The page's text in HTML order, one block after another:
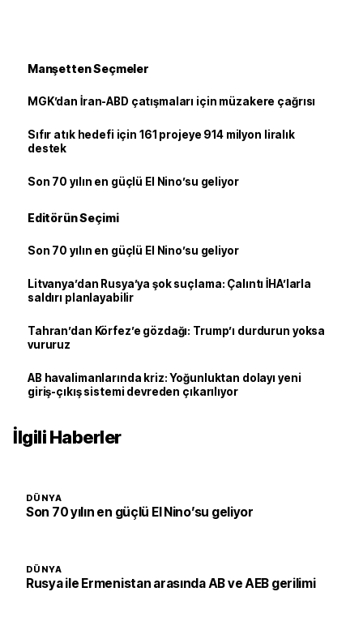
Manşetten Seçmeler
MGK’dan İran-ABD çatışmaları için müzakere çağrısı
Sıfır atık hedefi için 161 projeye 914 milyon liralık
destek
Son 70 yılın en güçlü El Nino’su geliyor
Editörün Seçimi
Son 70 yılın en güçlü El Nino’su geliyor
Litvanya’dan Rusya’ya şok suçlama: Çalıntı İHA’larla
saldırı planlayabilir
Tahran’dan Körfez’e gözdağı: Trump’ı durdurun yoksa
vururuz
AB havalimanlarında kriz: Yoğunluktan dolayı yeni
giriş-çıkış sistemi devreden çıkarılıyor
İlgili Haberler
DÜNYA
Son 70 yılın en güçlü El Nino’su geliyor
DÜNYA
Rusya ile Ermenistan arasında AB ve AEB gerilimi